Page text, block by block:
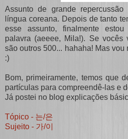
Assunto de grande
língua coreana. Depois de tanto
esse assunto, finalmente
palavra (aeeee, Mila!). Se
são outros 500... hahaha! Mas
:)
Bom, primeiramente, temos que
partículas para compreendê-las e
Já postei no blog explicações
Tópico - 는/은
Sujeito - 가/이